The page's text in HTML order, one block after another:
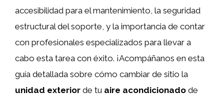
accesibilidad para el mantenimiento, la seguridad
estructural del soporte, y la importancia de contar
con profesionales especializados para llevar a
cabo esta tarea con éxito. ¡Acompáñanos en esta
guía detallada sobre cómo cambiar de sitio la
unidad exterior de tu aire acondicionado de